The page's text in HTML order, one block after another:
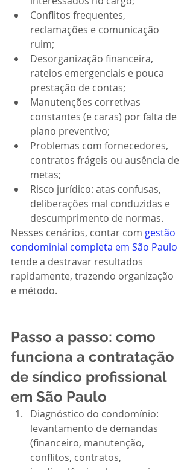
Conflitos frequentes,
reclamações e comunicação
ruim;
Desorganização financeira,
rateios emergenciais e pouca
prestação de contas;
Manutenções corretivas
constantes (e caras) por falta de
plano preventivo;
Problemas com fornecedores,
contratos frágeis ou ausência de
metas;
Risco jurídico: atas confusas,
deliberações mal conduzidas e
descumprimento de normas.
Nesses cenários, contar com gestão
condominial completa em São Paulo
tende a destravar resultados
rapidamente, trazendo organização
e método.
Passo a passo: como
funciona a contratação
de síndico profissional
em São Paulo
Diagnóstico do condomínio:
levantamento de demandas
(financeiro, manutenção,
conflitos, contratos,